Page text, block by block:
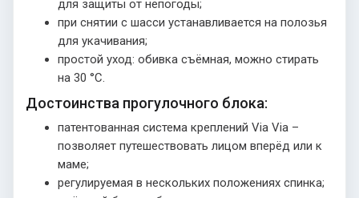
для защиты от непогоды;
при снятии с шасси устанавливается на полозья
для укачивания;
простой уход: обивка съёмная, можно стирать
на 30 °C.
Достоинства прогулочного блока:
патентованная система креплений Via Via –
позволяет путешествовать лицом вперёд или к
маме;
регулируемая в нескольких положениях спинка;